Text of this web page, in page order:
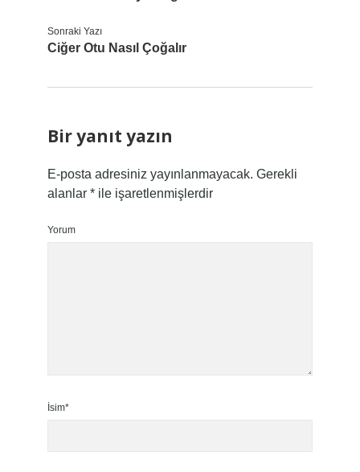
Sonraki Yazı
Ciğer Otu Nasıl Çoğalır
Bir yanıt yazın
E-posta adresiniz yayınlanmayacak. Gerekli
alanlar *ile işaretlenmişlerdir
Yorum
İsim*